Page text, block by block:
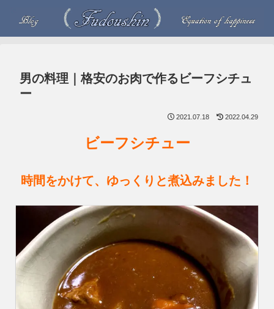
男の料理｜格安のお肉で作るビーフシチュ
ー
2021.07.18 2022.04.29
ビーフシチュー
時間をかけて、ゆっくりと煮込みました！